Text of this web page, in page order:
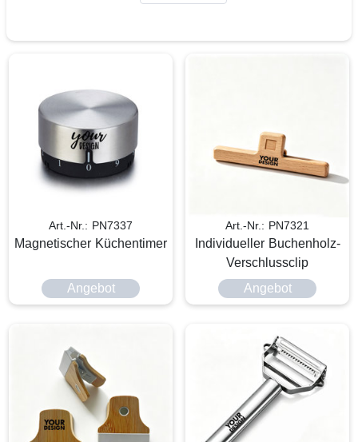
Art.-Nr.: PN7337
Magnetischer Küchentimer
Angebot
Art.-Nr.: PN7321
Individueller Buchenholz-
Verschlussclip
Angebot